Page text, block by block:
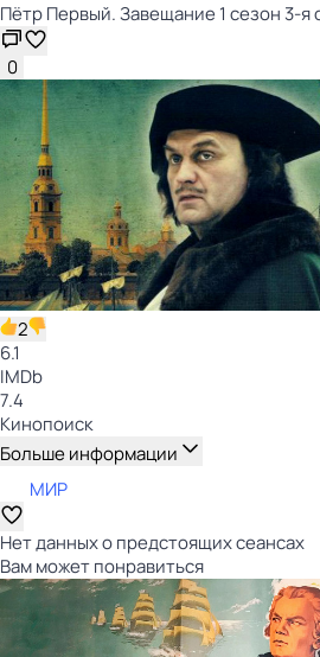
Пётр Первый. Завещание 1 сезон 3-я
0
2
6.1
IMDb
7.4
Кинопоиск
Больше информации
МИР
Нет данных о предстоящих сеансах
Вам может понравиться